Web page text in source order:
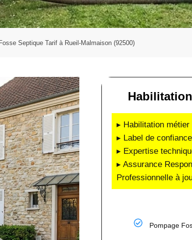
Septique Tarif à Rueil-Malmaison (92500)
▸ Habilitation métier
▸ Label de
▸ Expertise
▸ Assurance
Professionnelle à
Pompage